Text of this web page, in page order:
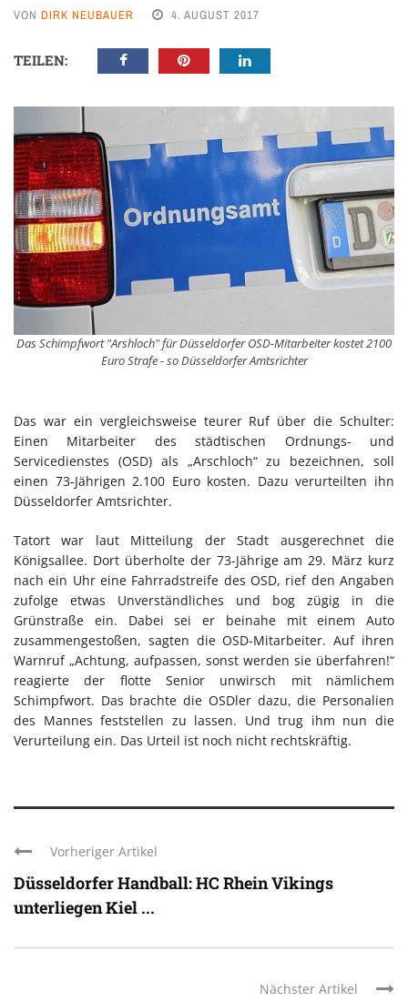
VON DIRK NEUBAUER 4. AUGUST 2017
TEILEN:
Das Schimpfwort "Arshloch" für Düsseldorfer OSD-Mitarbeiter kostet 2100
Euro Strafe - so Düsseldorfer Amtsrichter
Das war ein vergleichsweise teurer Ruf über die Schulter:
Einen Mitarbeiter des städtischen Ordnungs- und
Servicedienstes (OSD) als „Arschloch“ zu bezeichnen, soll
einen 73-Jährigen 2.100 Euro kosten. Dazu verurteilten ihn
Düsseldorfer Amtsrichter.
Tatort war laut Mitteilung der Stadt ausgerechnet die
Königsallee. Dort überholte der 73-Jährige am 29. März kurz
nach ein Uhr eine Fahrradstreife des OSD, rief den Angaben
zufolge etwas Unverständliches und bog zügig in die
Grünstraße ein. Dabei sei er beinahe mit einem Auto
zusammengestoßen, sagten die OSD-Mitarbeiter. Auf ihren
Warnruf „Achtung, aufpassen, sonst werden sie überfahren!“
reagierte der flotte Senior unwirsch mit nämlichem
Schimpfwort. Das brachte die OSDler dazu, die Personalien
des Mannes feststellen zu lassen. Und trug ihm nun die
Verurteilung ein. Das Urteil ist noch nicht rechtskräftig.
Vorheriger Artikel
Düsseldorfer Handball: HC Rhein Vikings
unterliegen Kiel ...
Nächster Artikel